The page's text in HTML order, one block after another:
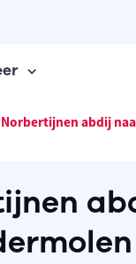
Norbertijnen abdij